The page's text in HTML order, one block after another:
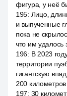
фигура, у неё
195: Лицо,
и выпученные
пока не
что им удалось
196: В 2023
территории
гигантскую
200
197: 30